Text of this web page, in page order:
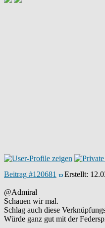
Beitrag #120681 Erstellt:
@Admiral
Schauen wir mal.
Schlag auch diese
Würde ganz gut mit der